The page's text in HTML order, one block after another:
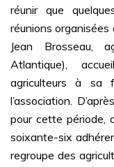
réunir que
réunions
Jean Brosseau,
Atlantique),
agriculteurs à sa
l’association.
pour cette période,
soixante-six
regroupe des